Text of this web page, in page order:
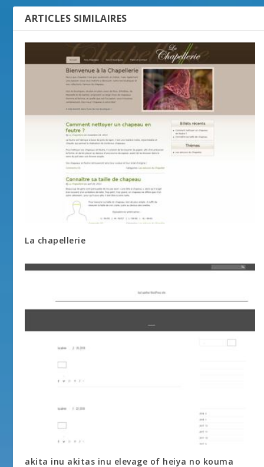
ARTICLES SIMILAIRES
La chapellerie
akita inu akitas inu elevage of heiya no kouma